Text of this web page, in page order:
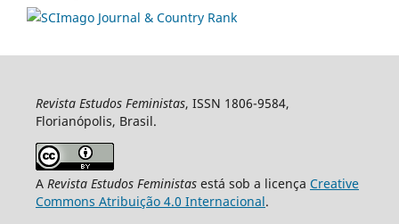
Revista Estudos Feministas, ISSN 1806-9584,
Florianópolis, Brasil.
A Revista Estudos Feministasestá sob a licença Creative
Commons Atribuição 4.0 Internacional.